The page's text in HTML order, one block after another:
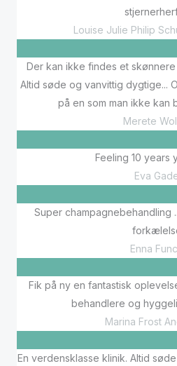
Louise Julie Philip
Der kan ikke findes et
Altid søde og vanvittig dygtige...
på en som man ikke kan
Merete
Feeling 10 years
Eva
Super champagnebehandling
Enna
Fik på ny en fantastisk
behandlere og
Marina Frost
En verdensklasse klinik. Altid